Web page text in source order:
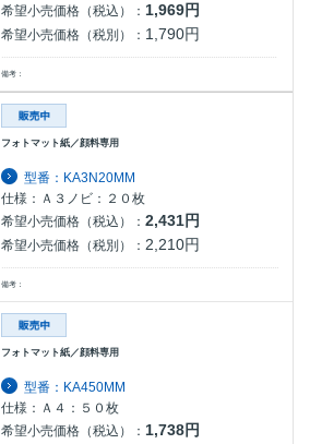
希望小売価格（税込）： 1,969円
希望小売価格（税別）： 1,790円
備考：
フォトマット紙／顔料専用
型番：KA3N20MM
仕様：Ａ３ノビ：２０枚
希望小売価格（税込）：2,431円
希望小売価格（税別）：2,210円
備考：
フォトマット紙／顔料専用
型番：KA450MM
仕様：Ａ４：５０枚
希望小売価格（税込）： 1,738円